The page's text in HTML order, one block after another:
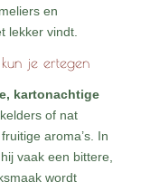
en
lekker vindt.
je ertegen
kartonachtige
of nat
aroma’s. In
vaak een bittere,
wordt